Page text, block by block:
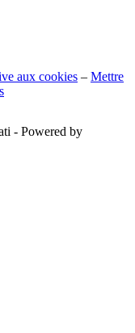
aux cookies – Mettre
- Powered by